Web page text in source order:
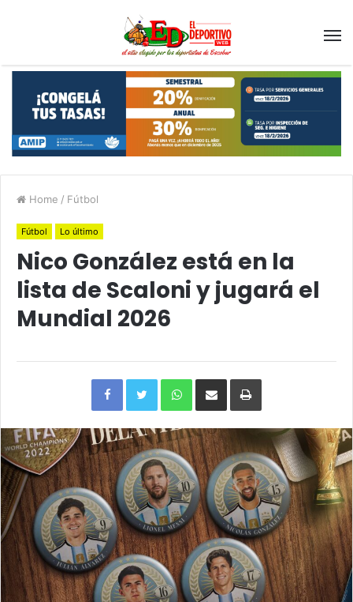
Home / Fútbol
Fútbol Lo último
Nico González está en la
lista de Scaloni y jugará el
Mundial 2026
FacebookTwitterWhatsAppCompartirImprimir